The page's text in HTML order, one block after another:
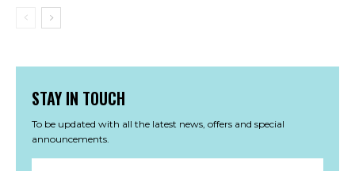
STAY IN TOUCH
To be updated with all the latest news, offers and special
announcements.